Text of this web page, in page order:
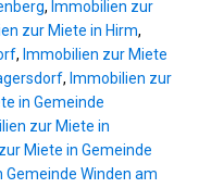
, Immobilien zur
zur Miete in Hirm,
, Immobilien zur Miete
, Immobilien zur
in Gemeinde
zur Miete in
Miete in Gemeinde
Gemeinde Winden am